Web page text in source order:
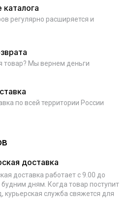
регулярно расширяется и
товар? Мы вернем деньги
по всей территории России
доставка
доставка работает с 9.00 до
будним дням. Когда товар поступит
курьерская служба свяжется для